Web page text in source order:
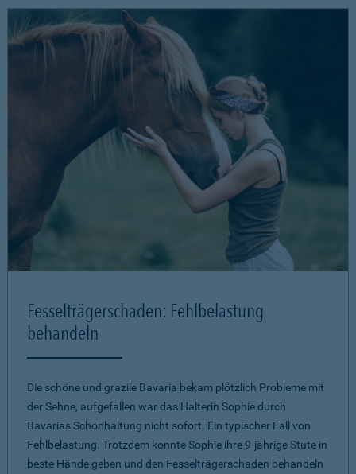
Fesselträgerschaden: Fehlbelastung
behandeln
Die schöne und grazile Bavaria bekam plötzlich Probleme mit
der Sehne, aufgefallen war das Halterin Sophie durch
Bavarias Schonhaltung nicht sofort. Ein typischer Fall von
Fehlbelastung. Trotzdem konnte Sophie ihre 9-jährige Stute in
beste Hände geben und den Fesselträgerschaden behandeln